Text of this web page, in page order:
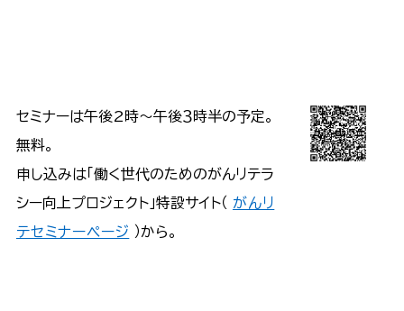
セミナーは午後2時～午後３時半の予定。
無料。
申し込みは「働く世代のためのがんリテラ
シー向上プロジェクト」特設サイト（ がんリ
テセミナーページ ）から。